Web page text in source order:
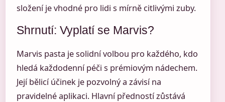
složení je vhodné pro lidi s mírně citlivými zuby.
Shrnutí: Vyplatí se Marvis?
Marvis pasta je solidní volbou pro každého, kdo
hledá každodenní péči s prémiovým nádechem.
Její bělicí účinek je pozvolný a závisí na
pravidelné aplikaci. Hlavní předností zůstává